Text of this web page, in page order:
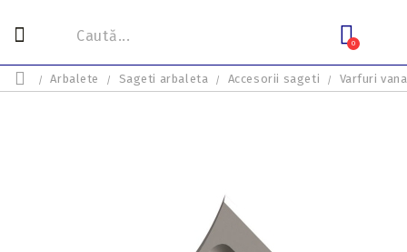
0
Arbalete Sageti arbaleta Accesorii sageti Varfuri